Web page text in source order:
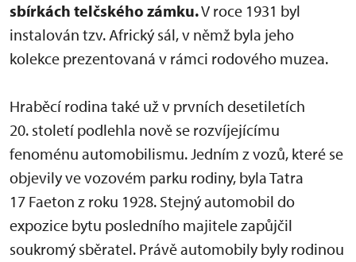
sbírkách telčského zámku.V roce 1931 byl
instalován tzv. Africký sál, v němž byla jeho
kolekce prezentovaná v rámci rodového muzea.
Hraběcí rodina také už v prvních desetiletích
20. století podlehla nově se rozvíjejícímu
fenoménu automobilismu. Jedním z vozů, které se
objevily ve vozovém parku rodiny, byla Tatra
17 Faeton z roku 1928. Stejný automobil do
expozice bytu posledního majitele zapůjčil
soukromý sběratel. Právě automobily byly rodinou